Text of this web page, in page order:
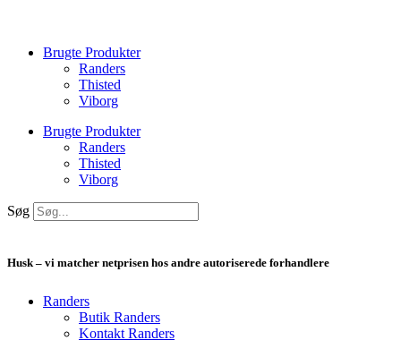
Brugte Produkter
Randers
Thisted
Viborg
Brugte Produkter
Randers
Thisted
Viborg
Søg
Husk – vi matcher netprisen hos andre autoriserede forhandlere
Randers
Butik Randers
Kontakt Randers